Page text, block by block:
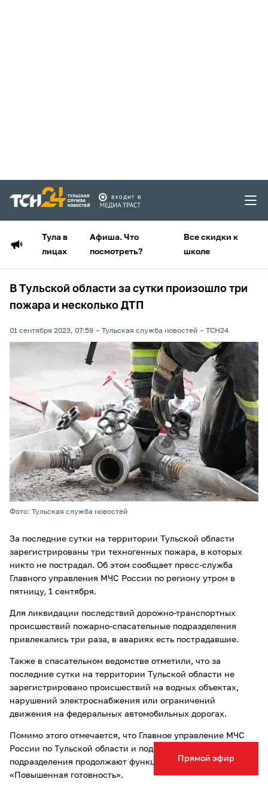
Тула в
лицах
Афиша. Что
посмотреть?
Все скидки к
школе
Прямой эфир
В Тульской области за сутки произошло три
пожара и несколько ДТП
01 сентября 2023, 07:59 Тульская служба новостей ТСН24
Фото: Тульская служба новостей
За последние сутки на территории Тульской области
зарегистрированы три техногенных пожара, в которых
никто не пострадал. Об этом сообщает пресс-служба
Главного управления МЧС России по региону утром в
пятницу, 1 сентября.
Для ликвидации последствий дорожно-транспортных
происшествий пожарно-спасательные подразделения
привлекались три раза, в авариях есть пострадавшие.
Также в спасательном ведомстве отметили, что за
последние сутки на территории Тульской области не
зарегистрировано происшествий на водных объектах,
нарушений электроснабжения или ограничений
движения на федеральных автомобильных дорогах.
Помимо этого отмечается, что Главное управление МЧС
России по Тульской области и подчиненные
подразделения продолжают функционировать в режиме
«Повышенная готовность».